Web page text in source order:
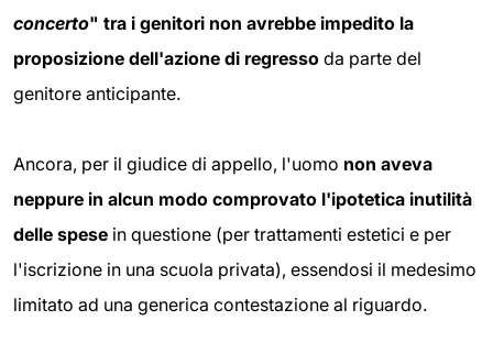
concerto" tra i genitori non avrebbe impedito la
proposizione dell'azione di regresso da parte del
genitore anticipante.
Ancora, per il giudice di appello, l'uomo non aveva
neppure in alcun modo comprovato l'ipotetica inutilità
delle spese in questione (per trattamenti estetici e per
l'iscrizione in una scuola privata), essendosi il medesimo
limitato ad una generica contestazione al riguardo.